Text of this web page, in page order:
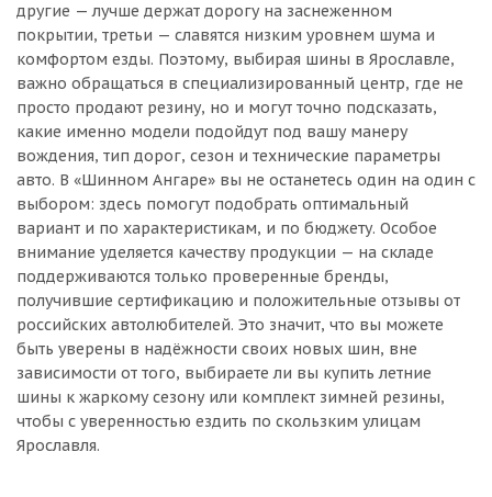
другие — лучше держат дорогу на заснеженном
покрытии, третьи — славятся низким уровнем шума и
комфортом езды. Поэтому, выбирая шины в Ярославле,
важно обращаться в специализированный центр, где не
просто продают резину, но и могут точно подсказать,
какие именно модели подойдут под вашу манеру
вождения, тип дорог, сезон и технические параметры
авто. В «Шинном Ангаре» вы не останетесь один на один с
выбором: здесь помогут подобрать оптимальный
вариант и по характеристикам, и по бюджету. Особое
внимание уделяется качеству продукции — на складе
поддерживаются только проверенные бренды,
получившие сертификацию и положительные отзывы от
российских автолюбителей. Это значит, что вы можете
быть уверены в надёжности своих новых шин, вне
зависимости от того, выбираете ли вы купить летние
шины к жаркому сезону или комплект зимней резины,
чтобы с уверенностью ездить по скользким улицам
Ярославля.